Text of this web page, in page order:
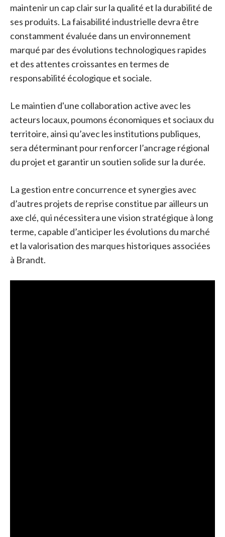
maintenir un cap clair sur la qualité et la durabilité de
ses produits. La faisabilité industrielle devra être
constamment évaluée dans un environnement
marqué par des évolutions technologiques rapides
et des attentes croissantes en termes de
responsabilité écologique et sociale.
Le maintien d'une collaboration active avec les
acteurs locaux, poumons économiques et sociaux du
territoire, ainsi qu’avec les institutions publiques,
sera déterminant pour renforcer l’ancrage régional
du projet et garantir un soutien solide sur la durée.
La gestion entre concurrence et synergies avec
d’autres projets de reprise constitue par ailleurs un
axe clé, qui nécessitera une vision stratégique à long
terme, capable d’anticiper les évolutions du marché
et la valorisation des marques historiques associées
à Brandt.